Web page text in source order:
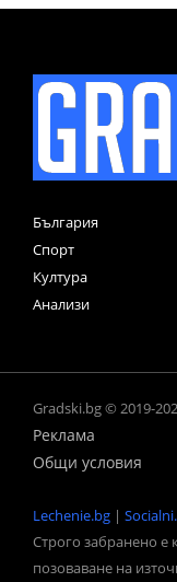
България
Спорт
Култура
Анализи
Gradski.bg © 2019-
Реклама
Общи условия
Lechenie.bg |
Строго забранено е
позоваване на